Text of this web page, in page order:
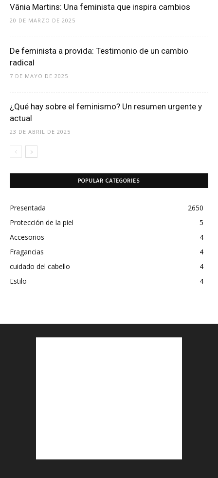
Vânia Martins: Una feminista que inspira cambios
20 DE MARZO DE 2025
De feminista a provida: Testimonio de un cambio
radical
7 DE MAYO DE 2025
¿Qué hay sobre el feminismo? Un resumen urgente y
actual
23 DE ABRIL DE 2025
POPULAR CATEGORIES
Presentada
2650
Protección de la piel
5
Accesorios
4
Fragancias
4
cuidado del cabello
4
Estilo
4